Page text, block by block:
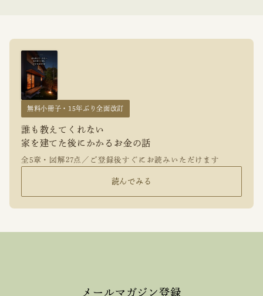
無料小冊子・15年ぶり全面改訂
誰も教えてくれない
家を建てた後にかかるお金の話
全5章・図解27点／ご登録後すぐにお読みいただけます
読んでみる
メールマガジン登録